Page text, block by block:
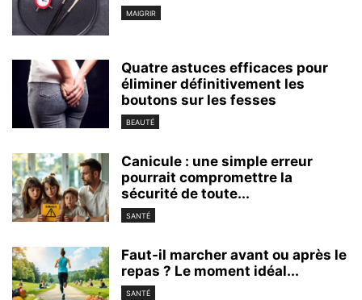
MAIGRIR
Quatre astuces efficaces pour
éliminer définitivement les
boutons sur les fesses
BEAUTÉ
Canicule : une simple erreur
pourrait compromettre la
sécurité de toute...
SANTÉ
Faut-il marcher avant ou après le
repas ? Le moment idéal...
SANTÉ